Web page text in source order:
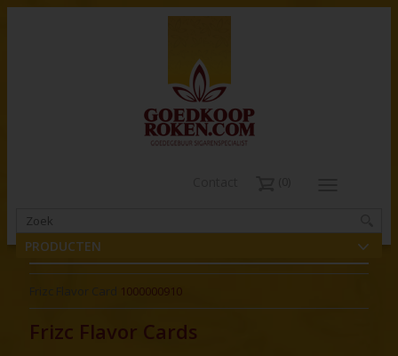
PRODUCTEN
1000000910
Frizc Flavor Cards